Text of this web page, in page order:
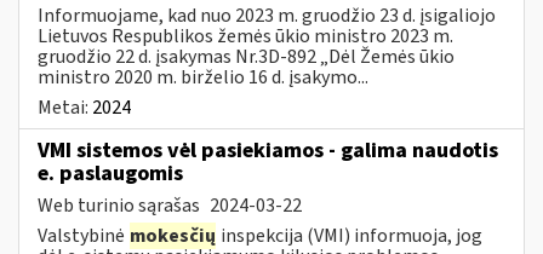
Informuojame, kad nuo 2023 m. gruodžio 23 d. įsigaliojo
Lietuvos Respublikos žemės ūkio ministro 2023 m.
gruodžio 22 d. įsakymas Nr.3D-892 „Dėl Žemės ūkio
ministro 2020 m. birželio 16 d. įsakymo...
Metai: 2024
VMI sistemos vėl pasiekiamos - galima naudotis
e. paslaugomis
Web turinio sąrašas 2024-03-22
Valstybinė mokesčių inspekcija (VMI) informuoja, jog